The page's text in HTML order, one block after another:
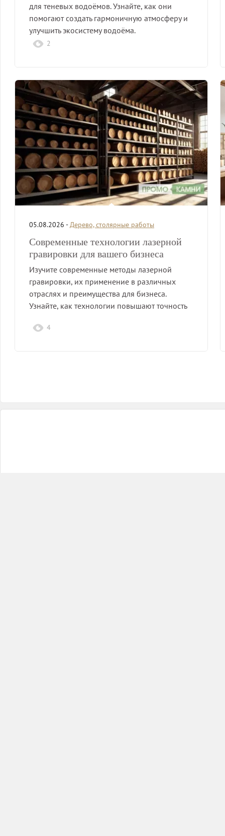
для теневых водоёмов. Узнайте, как они
помогают создать гармоничную атмосферу и
улучшить экосистему водоёма.
2
05.08.2026 - Дерево, столярные работы
Современные технологии лазерной
гравировки для вашего бизнеса
Изучите современные методы лазерной
гравировки, их применение в различных
отраслях и преимущества для бизнеса.
Узнайте, как технологии повышают точность
4